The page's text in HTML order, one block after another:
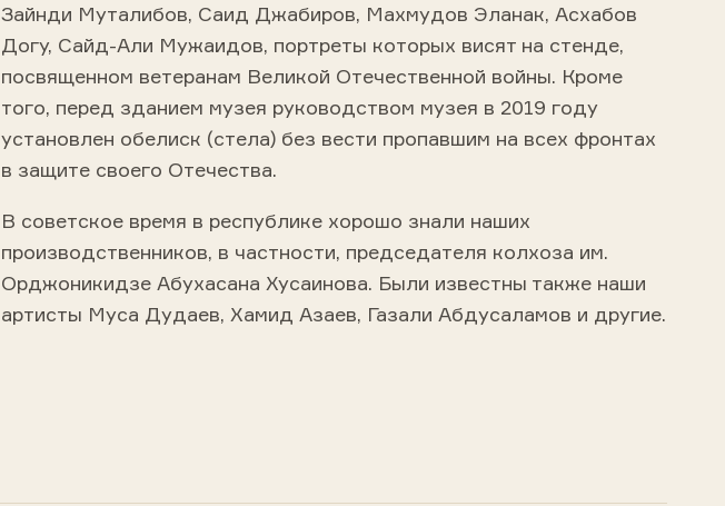
Зайнди Муталибов, Саид Джабиров, Махмудов Эланак, Асхабов
Догу, Сайд-Али Мужаидов, портреты которых висят на стенде,
посвященном ветеранам Великой Отечественной войны. Кроме
того, перед зданием музея руководством музея в 2019 году
установлен обелиск (стела) без вести пропавшим на всех фронтах
в защите своего Отечества.
В советское время в республике хорошо знали наших
производственников, в частности, председателя колхоза им.
Орджоникидзе Абухасана Хусаинова. Были известны также наши
артисты Муса Дудаев, Хамид Азаев, Газали Абдусаламов и другие.